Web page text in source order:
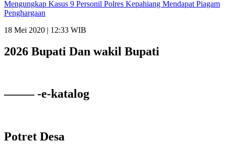
Mengungkap Kasus 9 Personil Polres Kepahiang Mendapat Piagam
Penghargaan
18 Mei 2020 | 12:33 WIB
2026 Bupati Dan wakil Bupati
——– -e-katalog
Potret Desa